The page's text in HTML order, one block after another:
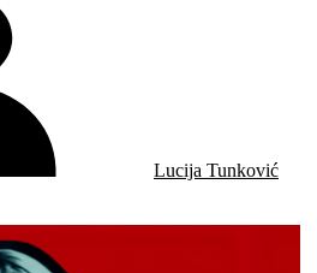
Lucija Tunković